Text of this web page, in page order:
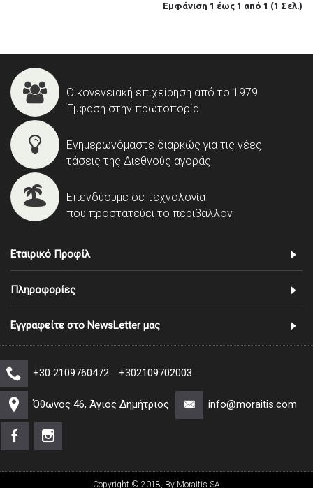
Εμφάνιση 1 έως 1 από 1 (1 Σελ.)
Οικογενειακή επιχείρηση από το 1979
Έμφαση στην πρωτοπορία
Ενημερωνόμαστε διαρκώς για τις νέες
τάσεις της Διεθνούς αγοράς
Επενδύουμε σε τεχνολογία
που προστατεύει το περιβάλλον
Εταιρικό Προφίλ
Πληροφορίες
Εγγραφείτε στο NewsLetter μας
+30 2109760472 +302109702003
Όθωνος 46, Άγιος Δημήτριος info@moraitis.com
Copyright © 2018, By Moraitis SA